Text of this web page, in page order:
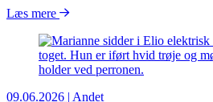
Læs mere
09.06.2026 | Andet